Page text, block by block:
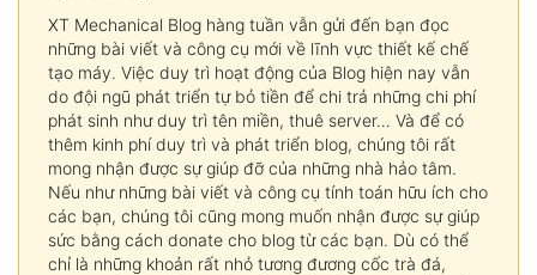
XT Mechanical Blog hàng tuần vẫn gửi đến bạn đọc
những bài viết và công cụ mới về lĩnh vực thiết kế chế
tạo máy. Việc duy trì hoạt động của Blog hiện nay vẫn
do đội ngũ phát triển tự bỏ tiền để chi trả những chi phí
phát sinh như duy trì tên miền, thuê server… Và để có
thêm kinh phí duy trì và phát triển blog, chúng tôi rất
mong nhận được sự giúp đỡ của những nhà hảo tâm.
Nếu như những bài viết và công cụ tính toán hữu ích cho
các bạn, chúng tôi cũng mong muốn nhận được sự giúp
sức bằng cách donate cho blog từ các bạn. Dù có thể
chỉ là những khoản rất nhỏ tương đương cốc trà đá,